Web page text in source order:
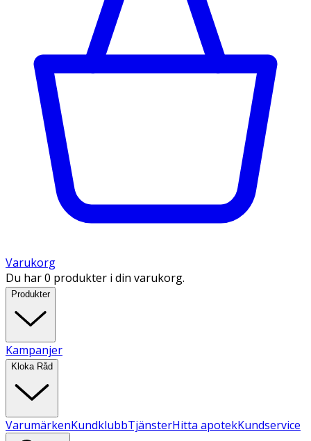
Varukorg
Du har 0 produkter i din varukorg.
Produkter
Kampanjer
Kloka Råd
VarumärkenKundklubbTjänsterHitta apotekKundservice